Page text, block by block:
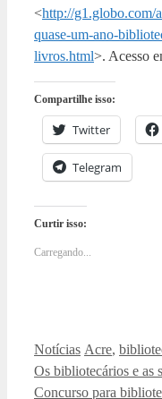
<http://g1.globo.com/
quase-um-ano-
livros.html>. Acesso
Compartilhe isso:
Twitter
Telegram
Curtir isso:
Carregando...
Categorias
Notícias Tags
Acre,
Os bibliotecários e as
Concurso para